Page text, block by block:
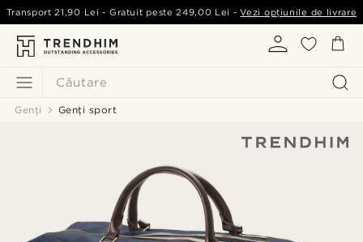
Căutare
Transport 21,90 Lei - Gratuit peste249,00 Lei -Vezi opțiunile de livrare
Genți Genți sport